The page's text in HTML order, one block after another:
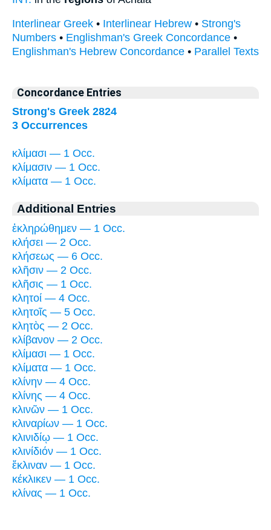
Interlinear Greek • Interlinear Hebrew • Strong's
Numbers • Englishman's Greek Concordance •
Englishman's Hebrew Concordance • Parallel Texts
Concordance Entries
Strong's Greek 2824
3 Occurrences
κλίμασι — 1 Occ.
κλίμασιν — 1 Occ.
κλίματα — 1 Occ.
Additional Entries
ἐκληρώθημεν — 1 Occ.
κλήσει — 2 Occ.
κλήσεως — 6 Occ.
κλῆσιν — 2 Occ.
κλῆσις — 1 Occ.
κλητοί — 4 Occ.
κλητοῖς — 5 Occ.
κλητὸς — 2 Occ.
κλίβανον — 2 Occ.
κλίμασι — 1 Occ.
κλίματα — 1 Occ.
κλίνην — 4 Occ.
κλίνης — 4 Occ.
κλινῶν — 1 Occ.
κλιναρίων — 1 Occ.
κλινιδίῳ — 1 Occ.
κλινίδιόν — 1 Occ.
ἔκλιναν — 1 Occ.
κέκλικεν — 1 Occ.
κλίνας — 1 Occ.